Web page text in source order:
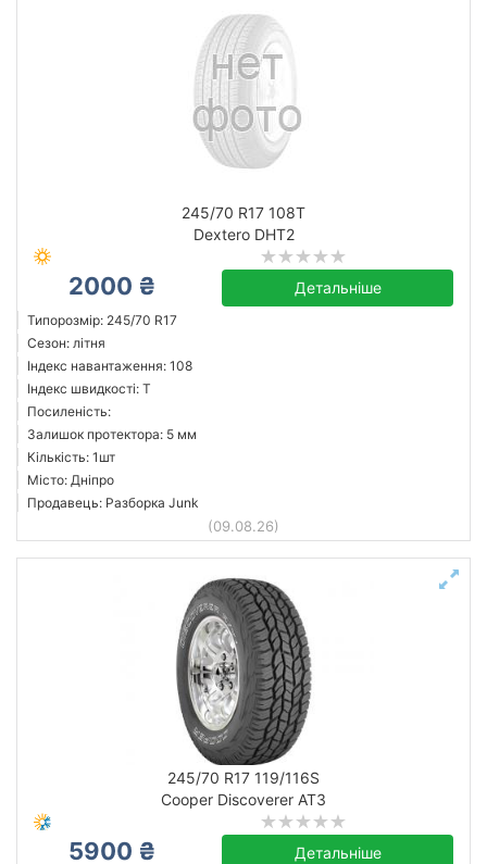
245/70 R17 108T
Dextero DHT2
2000 ₴ Детальніше
Типорозмір: 245/70 R17
Сезон: літня
Індекс навантаження: 108
Індекс швидкості: T
Посиленість:
Залишок протектора: 5 мм
Кількість: 1шт
Місто: Дніпро
Продавець: Разборка Junk
(09.08.26)
245/70 R17 119/116S
Cooper Discoverer AT3
5900 ₴ Детальніше